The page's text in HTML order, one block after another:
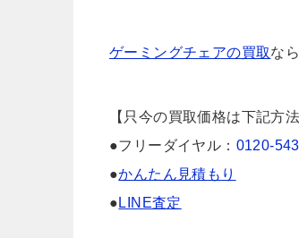
ゲーミングチェアの買取な
【只今の買取価格は下記方
●フリーダイヤル： 0120-
●かんたん見積もり
● LINE査定